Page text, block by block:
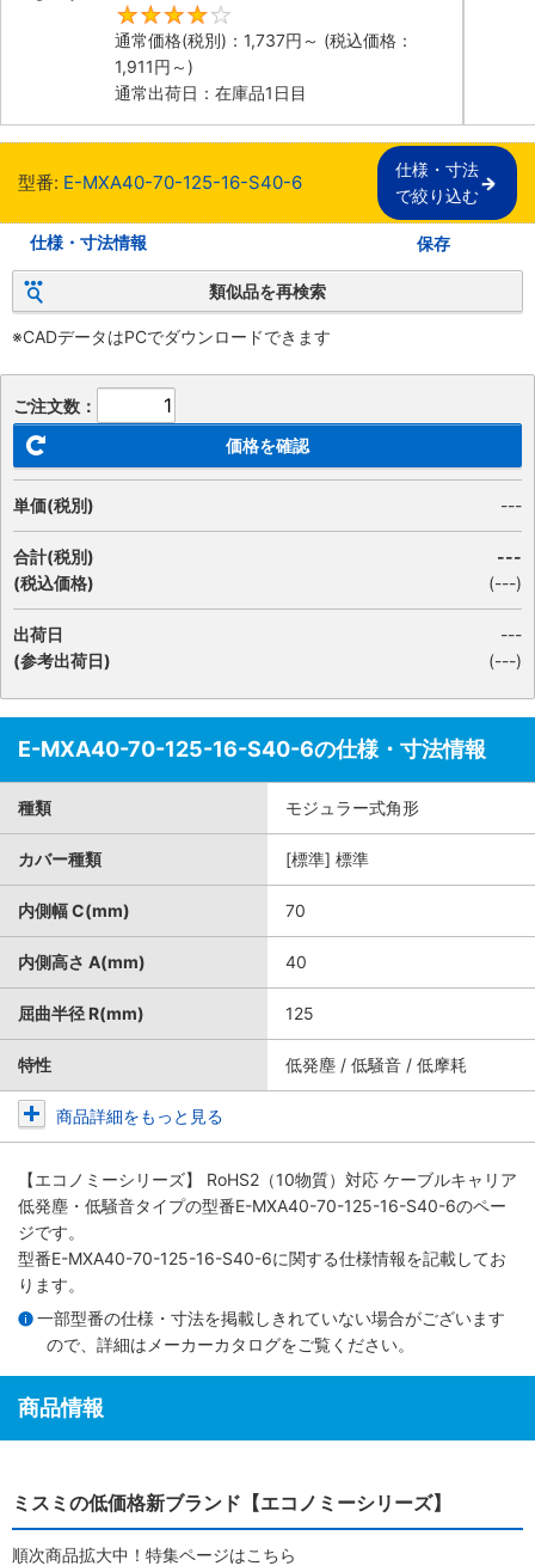
ナップ開閉タイプ
通常価格(税別)： 1,737円 ～ (税込価格：
1,911円 ～)
通常出荷日：在庫品1日目
型番: E-MXA40-70-125-16-S40-6
仕様・寸法
で絞り込む
仕様・寸法情報 保存
類似品を再検索
※CADデータはPCでダウンロードできます
ご注文数：
価格を確認
単価(税別) ---
合計(税別)
(税込価格)
---
(---)
出荷日
(参考出荷日)
---
(---)
E-MXA40-70-125-16-S40-6の仕様・寸法情報
種類 モジュラー式角形
カバー種類 [標準] 標準
内側幅 C(mm) 70
内側高さ A(mm) 40
屈曲半径 R(mm) 125
特性 低発塵 / 低騒音 / 低摩耗
商品詳細をもっと見る
【エコノミーシリーズ】 RoHS2（10物質）対応 ケーブルキャリア
低発塵・低騒音タイプの型番E-MXA40-70-125-16-S40-6のペー
ジです。
型番E-MXA40-70-125-16-S40-6に関する仕様情報を記載してお
ります。
一部型番の仕様・寸法を掲載しきれていない場合がございます
ので、詳細は メーカーカタログをご覧ください。
商品情報
ミスミの低価格新ブランド【エコノミーシリーズ】
順次商品拡大中！特集ページはこちら